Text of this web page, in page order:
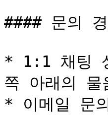
#### 문의 경
* 1:1 채팅
쪽 아래의
* 이메일 문